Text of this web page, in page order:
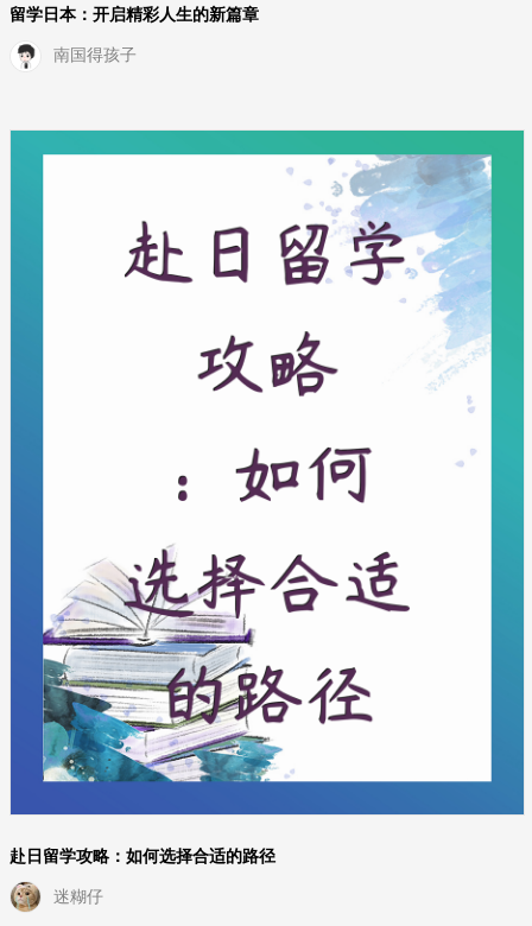
留学日本：开启精彩人生的新篇章
南国得孩子
赴日留学攻略：如何选择合适的路径
迷糊仔